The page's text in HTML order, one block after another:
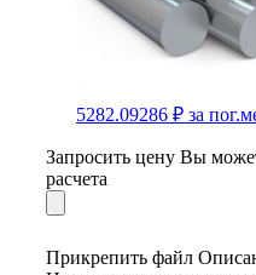
5282.09286 ₽ за
Запросить цену Вы
расчета
Прикрепить файл